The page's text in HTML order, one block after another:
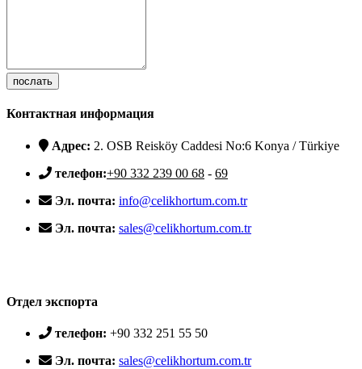
послать
Контактная информация
Адрес: 2. OSB Reisköy Caddesi No:6 Konya / Türkiye
телефон:+90 332 239 00 68 - 69
Эл. почта: info@celikhortum.com.tr
Эл. почта: sales@celikhortum.com.tr
Отдел экспорта
телефон: +90 332 251 55 50
Эл. почта: sales@celikhortum.com.tr